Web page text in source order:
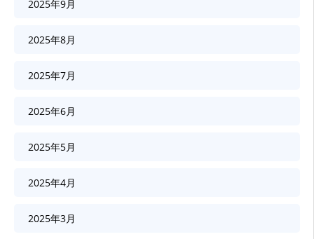
2025年9月
2025年8月
2025年7月
2025年6月
2025年5月
2025年4月
2025年3月